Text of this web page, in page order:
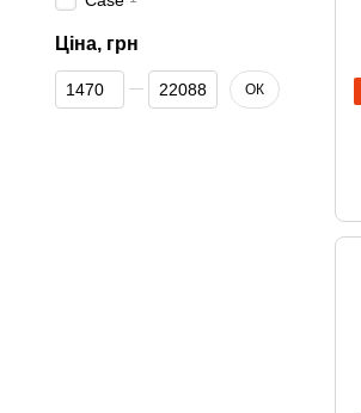
Ціна, грн
Від Ціна, грн
До Ціна, грн ОК